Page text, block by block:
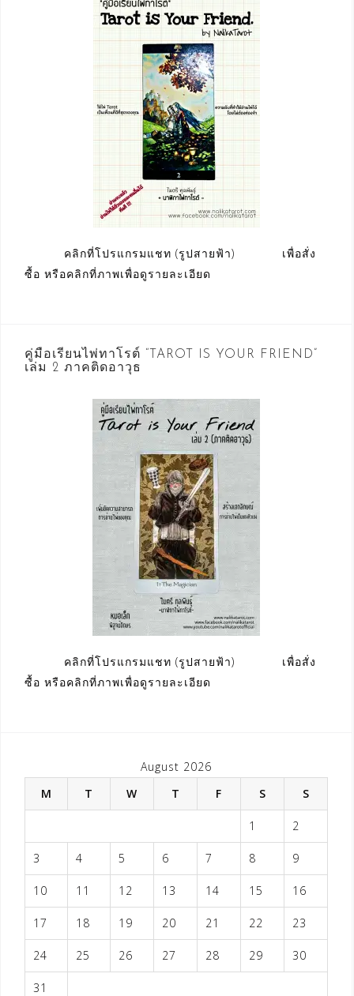
คลิกที่โปรแกรมแชท (รูปสายฟ้า) เพื่อสั่ง
ซื้อ หรือคลิกที่ภาพเพื่อดูรายละเอียด
คู่มือเรียนไพ่ทาโรต์ “TAROT IS YOUR FRIEND”
เล่ม 2 ภาคติดอาวุธ
คลิกที่โปรแกรมแชท (รูปสายฟ้า) เพื่อสั่ง
ซื้อ หรือคลิกที่ภาพเพื่อดูรายละเอียด
August 2026
M
T W T F S S
1 2
3 4 5 6 7 8 9
10 11 12 13 14 15 16
17 18 19 20 21 22 23
24 25 26 27 28 29 30
31